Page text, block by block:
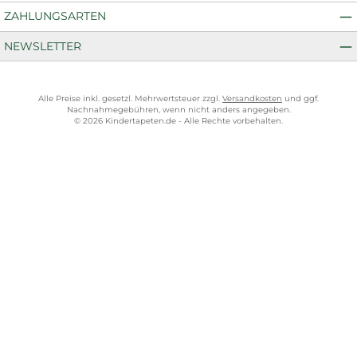
ZAHLUNGSARTEN
NEWSLETTER
Alle Preise inkl. gesetzl. Mehrwertsteuer zzgl. Versandkosten und ggf.
Nachnahmegebühren, wenn nicht anders angegeben.
© 2026 Kindertapeten.de - Alle Rechte vorbehalten.